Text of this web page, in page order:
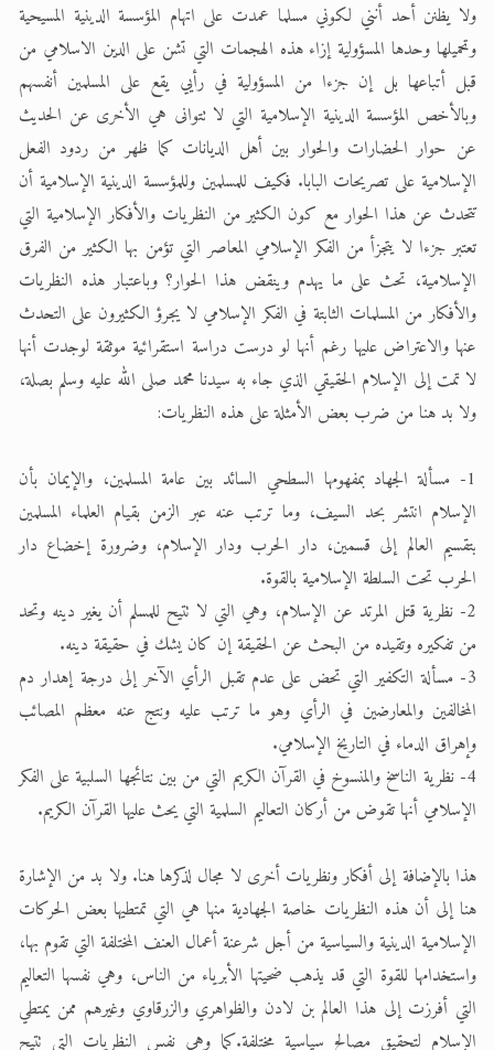
ولا يظنن أحد أنني لكوني مسلما عمدت على اتهام المؤسسة الدينية المسيحية
وتحميلها وحدها المسؤولية إزاء هذه الهجمات التي تشن على الدين الاسلامي من
قبل أتباعها بل إن جزءا من المسؤولية في رأيي يقع على المسلمين أنفسهم
وبالأخص المؤسسة الدينية الإسلامية التي لا تتوانى هي الأخرى عن الحديث
عن حوار الحضارات والحوار بين أهل الديانات كما ظهر من ردود الفعل
الإسلامية على تصريحات البابا. فكيف للمسلمين وللمؤسسة الدينية الإسلامية أن
تتحدث عن هذا الحوار مع كون الكثير من النظريات والأفكار الإسلامية التي
تعتبر جزءا لا يتجزأ من الفكر الإسلامي المعاصر التي تؤمن بها الكثير من الفرق
الإسلامية، تحث على ما يهدم وينقض هذا الحوار؟ وباعتبار هذه النظريات
والأفكار من المسلمات الثابتة في الفكر الإسلامي لا يجرؤ الكثيرون على التحدث
عنها والاعتراض عليها رغم أنها لو درست دراسة استقرائية موثقة لوجدت أنها
لا تمت إلى الإسلام الحقيقي الذي جاء به سيدنا محمد صلى الله عليه وسلم بصلة،
ولا بد هنا من ضرب بعض الأمثلة على هذه النظريات:
1- مسألة الجهاد بمفهومها السطحي السائد بين عامة المسلمين، والإيمان بأن
الإسلام انتشر بحد السيف، وما ترتب عنه عبر الزمن بقيام العلماء المسلمين
بتقسيم العالم إلى قسمين، دار الحرب ودار الإسلام، وضرورة إخضاع دار
الحرب تحت السلطة الإسلامية بالقوة.
2- نظرية قتل المرتد عن الإسلام، وهي التي لا تتيح للمسلم أن يغير دينه وتحد
من تفكيره وتقيده من البحث عن الحقيقة إن كان يشك في حقيقة دينه.
3- مسألة التكفير التي تحض على عدم تقبل الرأي الآخر إلى درجة إهدار دم
المخالفين والمعارضين في الرأي وهو ما ترتب عليه ونتج عنه معظم المصائب
وإهراق الدماء في التاريخ الإسلامي.
4- نظرية الناسخ والمنسوخ في القرآن الكريم التي من بين نتائجها السلبية على الفكر
الإسلامي أنها تقوض من أركان التعاليم السلمية التي يحث عليها القرآن الكريم.
هذا بالإضافة إلى أفكار ونظريات أخرى لا مجال لذكرها هنا. ولا بد من الإشارة
هنا إلى أن هذه النظريات خاصة الجهادية منها هي التي تمتطيها بعض الحركات
الإسلامية الدينية والسياسية من أجل شرعنة أعمال العنف المختلفة التي تقوم بها،
واستخدامها للقوة التي قد يذهب ضحيتها الأبرياء من الناس، وهي نفسها التعاليم
التي أفرزت إلى هذا العالم بن لادن والظواهري والزرقاوي وغيرهم ممن يمتطي
الإسلام لتحقيق مصالح سياسية مختلفة.كما وهي نفس النظريات التي تتيح